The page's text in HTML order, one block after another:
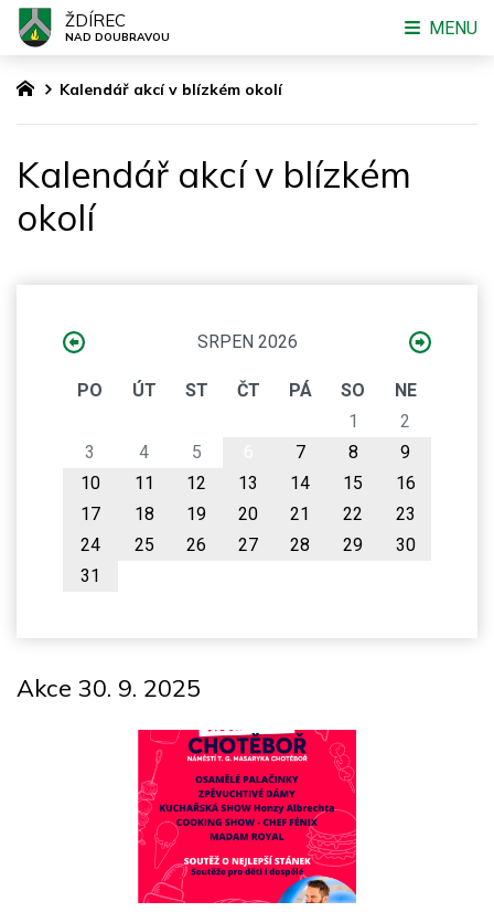
Kalendář akcí v blízkém okolí
Kalendář akcí v blízkém
okolí
SRPEN 2026
PO ÚT ST ČT PÁ SO
NE
1
2
3
4 5 7 8
9
10
11 12 13 14 15
16
17
18 19 20 21 22
23
24
25 26 27 28 29
30
31
Akce 30. 9. 2025
ŽDÍREC
NAD DOUBRAVOU MENU